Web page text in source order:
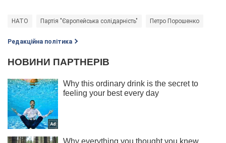
НАТО Партія "Європейська солідарність" Петро Порошенко
Редакційна політика